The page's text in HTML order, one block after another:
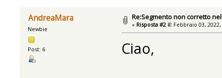
AndreaMara
Newbie
Post: 6
Re:Segmento non corretto
« Risposta #2 il: Febbraio 03,
Ciao,